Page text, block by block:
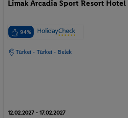
Limak Arcadia Sport Resort Hotel
94%
Türkei - Türkei - Belek
12.02.2027 - 17.02.2027